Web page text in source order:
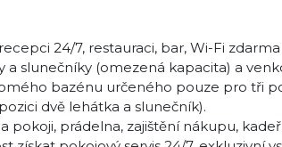
24/7, restauraci, bar, Wi-Fi
a slunečníky (omezená kapacita) a
bazénu určeného pouze pro tři
dvě lehátka a slunečník).
pokoji, prádelna, zajištění nákupu,